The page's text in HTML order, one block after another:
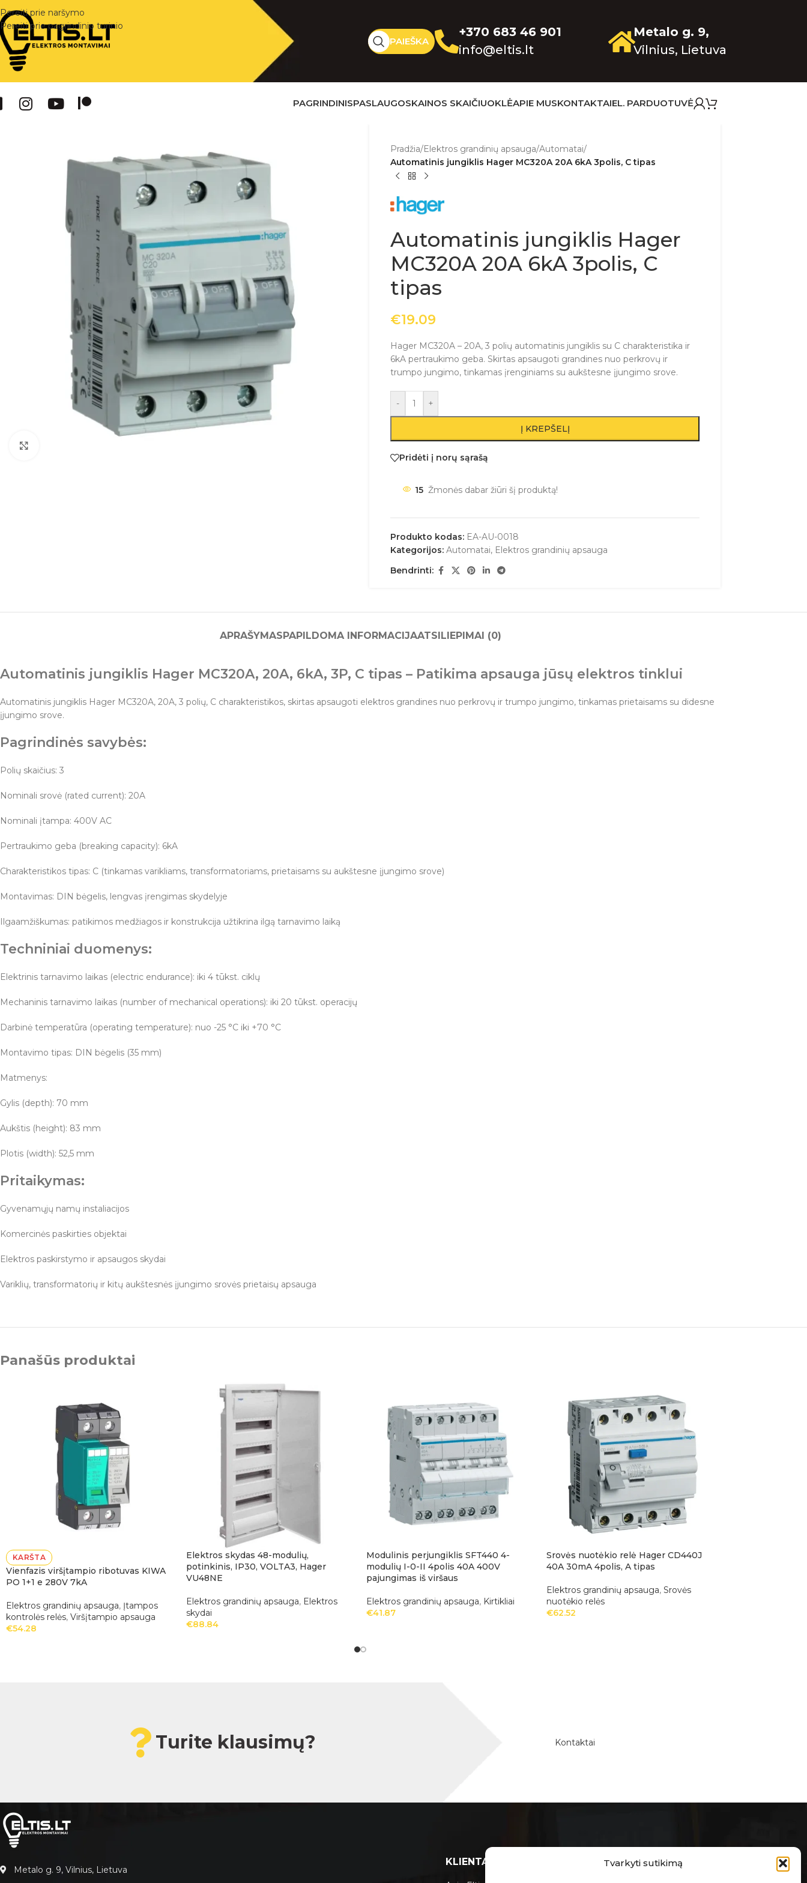
Tvarkyti sutikimą
Pereiti prie naršymo
Pereiti prie pagrindinio turinio
PAIEŠKA
+370 683 46 901
info@eltis.lt
Metalo g. 9,
Vilnius, Lietuva
PAGRINDINISPASLAUGOSKAINOS SKAIČIUOKLĖAPIE MUSKONTAKTAIEL. PARDUOTUVĖ
Pradžia/Elektros grandinių apsauga/Automatai/
Automatinis jungiklis Hager MC320A 20A 6kA 3polis, C tipas
Automatinis jungiklis Hager
MC320A 20A 6kA 3polis, C
tipas
€19.09
Hager MC320A – 20A, 3 polių automatinis jungiklis su C charakteristika ir
6kA pertraukimo geba. Skirtas apsaugoti grandines nuo perkrovų ir
trumpo jungimo, tinkamas įrenginiams su aukštesne įjungimo srove.
- +
Į KREPŠELĮ
Pridėti į norų sąrašą
15 Žmonės dabar žiūri šį produktą!
Produkto kodas: EA-AU-0018
Kategorijos: Automatai, Elektros grandinių apsauga
Bendrinti:
APRAŠYMASPAPILDOMA INFORMACIJAATSILIEPIMAI (0)
Automatinis jungiklis Hager MC320A, 20A, 6kA, 3P, C tipas – Patikima apsauga jūsų elektros tinklui
Automatinis jungiklis Hager MC320A, 20A, 3 polių, C charakteristikos, skirtas apsaugoti elektros grandines nuo perkrovų ir trumpo jungimo, tinkamas prietaisams su didesne
įjungimo srove.
Pagrindinės savybės:
Polių skaičius: 3
Nominali srovė (rated current): 20A
Nominali įtampa: 400V AC
Pertraukimo geba (breaking capacity): 6kA
Charakteristikos tipas: C (tinkamas varikliams, transformatoriams, prietaisams su aukštesne įjungimo srove)
Montavimas: DIN bėgelis, lengvas įrengimas skydelyje
Ilgaamžiškumas: patikimos medžiagos ir konstrukcija užtikrina ilgą tarnavimo laiką
Techniniai duomenys:
Elektrinis tarnavimo laikas (electric endurance): iki 4 tūkst. ciklų
Mechaninis tarnavimo laikas (number of mechanical operations): iki 20 tūkst. operacijų
Darbinė temperatūra (operating temperature): nuo -25 °C iki +70 °C
Montavimo tipas: DIN bėgelis (35 mm)
Matmenys:
Gylis (depth): 70 mm
Aukštis (height): 83 mm
Plotis (width): 52,5 mm
Pritaikymas:
Gyvenamųjų namų instaliacijos
Komercinės paskirties objektai
Elektros paskirstymo ir apsaugos skydai
Variklių, transformatorių ir kitų aukštesnės įjungimo srovės prietaisų apsauga
Panašūs produktai
KARŠTA
Vienfazis viršįtampio ribotuvas KIWA
PO 1+1 e 280V 7kA
Elektros grandinių apsauga, Įtampos
kontrolės relės, Viršįtampio apsauga
€54.28
Elektros skydas 48-modulių,
potinkinis, IP30, VOLTA3, Hager
VU48NE
Elektros grandinių apsauga, Elektros
skydai
€88.84
Modulinis perjungiklis SFT440 4-
modulių I-0-II 4polis 40A 400V
pajungimas iš viršaus
Elektros grandinių apsauga, Kirtikliai
€41.87
Srovės nuotėkio relė Hager CD440J
40A 30mA 4polis, A tipas
Elektros grandinių apsauga, Srovės
nuotėkio relės
€62.52
Turite klausimų? Kontaktai
Metalo g. 9, Vilnius, Lietuva
KLIENTAMS E-PARDUOTUVĖ